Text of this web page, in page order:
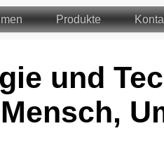
Produkte
und
Mensch,